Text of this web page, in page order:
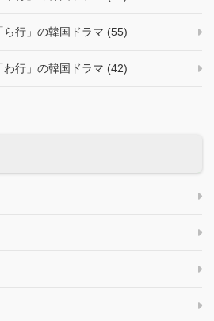
ら行」の韓国ドラマ (55)
わ行」の韓国ドラマ (42)